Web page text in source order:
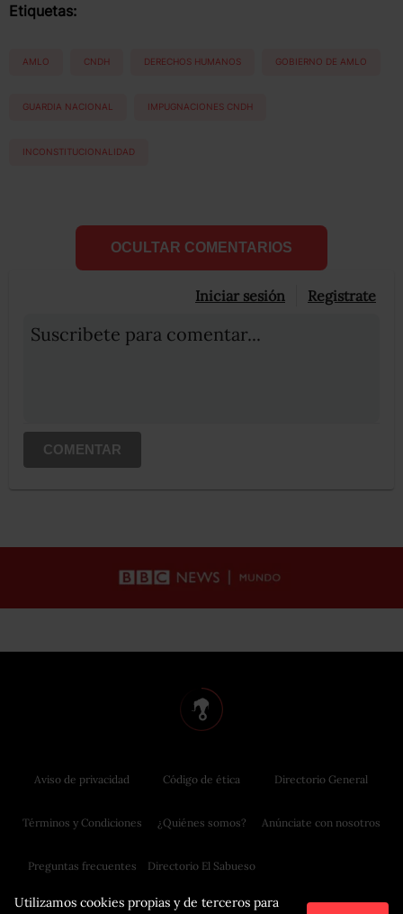
Etiquetas:
AMLO CNDH DERECHOS HUMANOS GOBIERNO DE AMLO
GUARDIA NACIONAL IMPUGNACIONES CNDH
INCONSTITUCIONALIDAD
OCULTAR COMENTARIOS
Iniciar sesión Registrate
Suscribete para comentar...
COMENTAR
Utilizamos cookies propias y de terceros para
Aviso de privacidad
Términos y Condiciones
Preguntas frecuentes
Código de ética
¿Quiénes somos?
Directorio El Sabueso
Directorio General
Anúnciate con nosotros